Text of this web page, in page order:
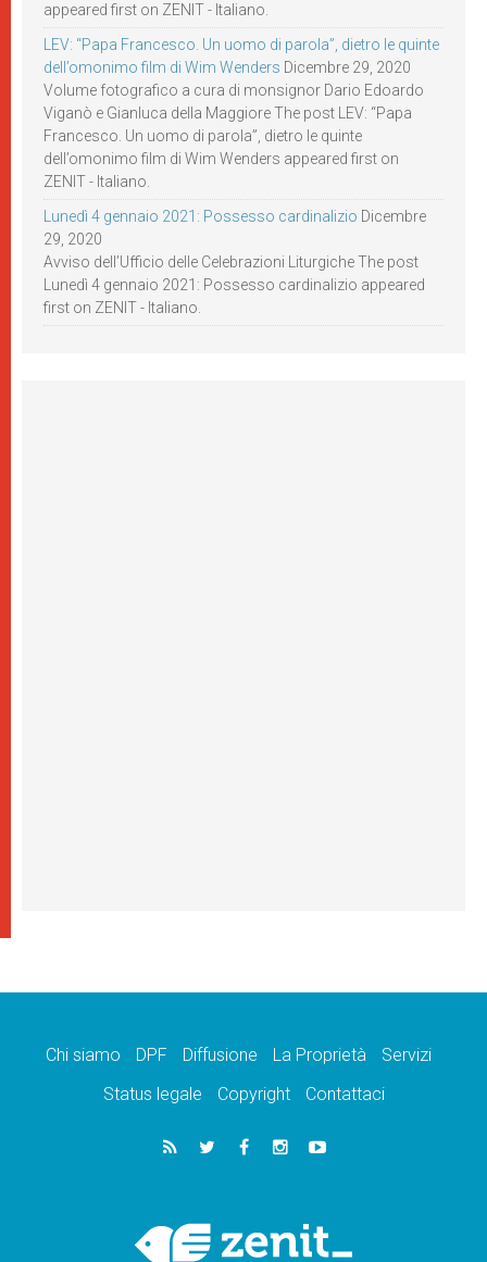
appeared first on ZENIT - Italiano.
LEV: “Papa Francesco. Un uomo di parola”, dietro le quinte
dell’omonimo film di Wim Wenders Dicembre 29, 2020
Volume fotografico a cura di monsignor Dario Edoardo
Viganò e Gianluca della Maggiore The post LEV: “Papa
Francesco. Un uomo di parola”, dietro le quinte
dell’omonimo film di Wim Wenders appeared first on
ZENIT - Italiano.
Lunedì 4 gennaio 2021: Possesso cardinalizio Dicembre
29, 2020
Avviso dell’Ufficio delle Celebrazioni Liturgiche The post
Lunedì 4 gennaio 2021: Possesso cardinalizio appeared
first on ZENIT - Italiano.
Chi siamo DPF Diffusione La Proprietà
Servizi
Status legale
Copyright Contattaci